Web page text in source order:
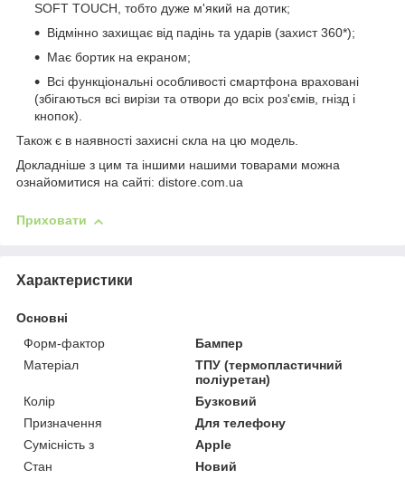
SOFT TOUCH, тобто дуже м'який на дотик;
Відмінно захищає від падінь та ударів (захист 360*);
Має бортик на екраном;
Всі функціональні особливості смартфона враховані
(збігаються всі вирізи та отвори до всіх роз'ємів, гнізд і
кнопок).
Також є в наявності захисні скла на цю модель.
Докладніше з цим та іншими нашими товарами можна
ознайомитися на сайті: distore.com.ua
Приховати
Характеристики
Основні
Форм-фактор
Бампер
Матеріал
ТПУ (термопластичний
поліуретан)
Колір
Бузковий
Призначення
Для телефону
Сумісність з
Apple
Стан
Новий